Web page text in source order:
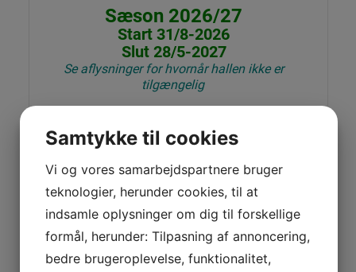
Sæson 2026/27
Start 31/8-2026
Slut 28/5-2027
Se aflysninger for hvornår hallen ikke er
tilgængelig
--------------------------Fjerbolde
---------------------
RSL Tourney No. 4 til 195 kr per rør
For bestilling kontakt Bjarne Møller på
bmoller56@gmail.com
RSL Tourney No.4 er den mest solgte
træningsbold i Europa
Samtykke til cookies
Vi og vores samarbejdspartnere bruger
teknologier, herunder cookies, til at
indsamle oplysninger om dig til forskellige
formål, herunder: Tilpasning af annoncering,
bedre brugeroplevelse, funktionalitet,